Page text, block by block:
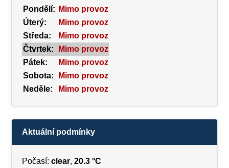
Pondělí: Mimo provoz
Úterý:
Mimo provoz
Středa:
Mimo provoz
Čtvrtek:
Mimo provoz
Pátek:
Mimo provoz
Sobota:
Mimo provoz
Neděle:
Mimo provoz
Aktuální podmínky
Počasí: clear, 20.3 °C